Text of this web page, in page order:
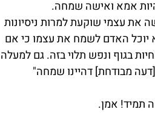
אמא ואישה שמחה.
את עצמי שוקעת למרות ניסיונות
יוכל האדם לשמח את עצמו כי אם
בגוף ונפש תלוי בזה. גם למעלה
[דעה מבודחת] דהיינו שמחה"
תמיד! אמן.